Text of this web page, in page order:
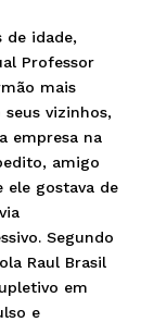
de idade,
Professor
mais
vizinhos,
empresa na
amigo
ele gostava de
Segundo
Raul Brasil
em
e